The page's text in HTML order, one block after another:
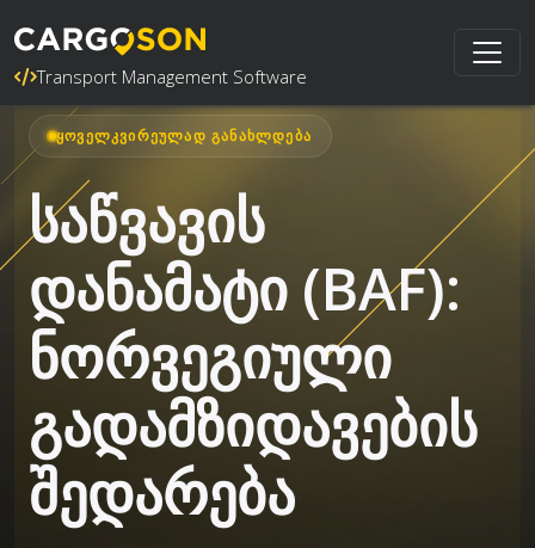
Transport Management Software
ᲧᲝᲕᲔᲚᲙᲕᲘᲠᲔᲣᲚᲐᲓ ᲒᲐᲜᲐᲮᲚᲓᲔᲑᲐ
საწვავის
დანამატი (BAF):
ნორვეგიული
გადამზიდავების
შედარება